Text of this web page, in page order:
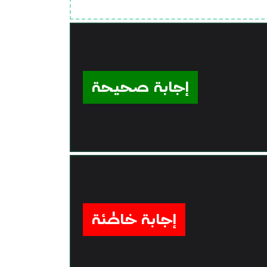
إجابة صحيحة
إجابة خاطئة